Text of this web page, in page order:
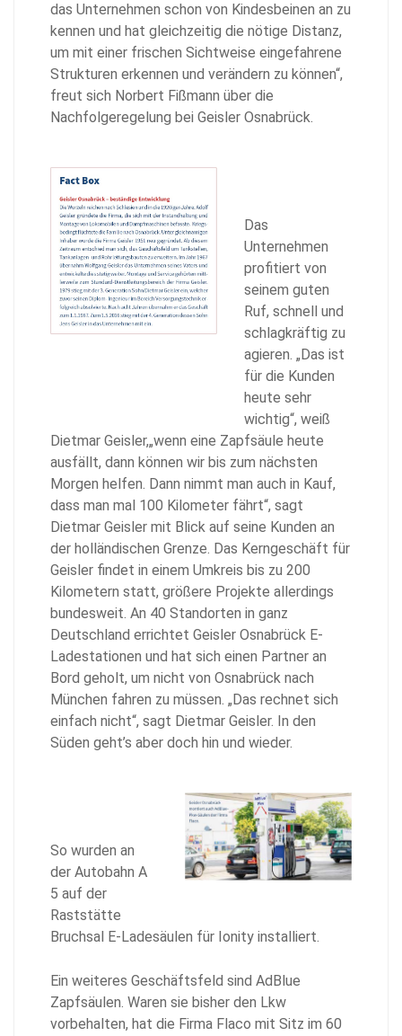
das Unternehmen schon von Kindesbeinen an zu
kennen und hat gleichzeitig die nötige Distanz,
um mit einer frischen Sichtweise eingefahrene
Strukturen erkennen und verändern zu können“,
freut sich Norbert Fißmann über die
Nachfolgeregelung bei Geisler Osnabrück.
Das
Unternehmen
profitiert von
seinem guten
Ruf, schnell und
schlagkräftig zu
agieren. „Das ist
für die Kunden
heute sehr
wichtig“, weiß
Dietmar Geisler,„wenn eine Zapfsäule heute
ausfällt, dann können wir bis zum nächsten
Morgen helfen. Dann nimmt man auch in Kauf,
dass man mal 100 Kilometer fährt“, sagt
Dietmar Geisler mit Blick auf seine Kunden an
der holländischen Grenze. Das Kerngeschäft für
Geisler findet in einem Umkreis bis zu 200
Kilometern statt, größere Projekte allerdings
bundesweit. An 40 Standorten in ganz
Deutschland errichtet Geisler Osnabrück E-
Ladestationen und hat sich einen Partner an
Bord geholt, um nicht von Osnabrück nach
München fahren zu müssen. „Das rechnet sich
einfach nicht“, sagt Dietmar Geisler. In den
Süden geht’s aber doch hin und wieder.
So wurden an
der Autobahn A
5 auf der
Raststätte
Bruchsal E-Ladesäulen für Ionity installiert.
Ein weiteres Geschäftsfeld sind AdBlue
Zapfsäulen. Waren sie bisher den Lkw
vorbehalten, hat die Firma Flaco mit Sitz im 60